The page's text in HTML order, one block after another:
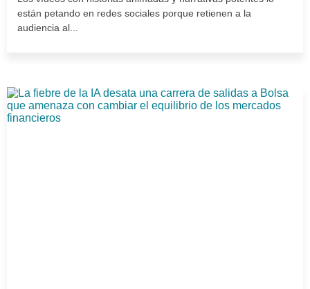
están petando en redes sociales porque retienen a la
audiencia al...